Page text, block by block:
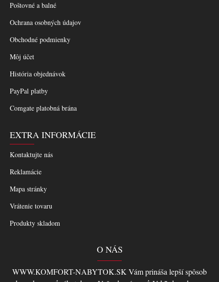
Poštovné a balné
Ochrana osobných údajov
Obchodné podmienky
Môj účet
História objednávok
PayPal platby
Comgate platobná brána
EXTRA INFORMÁCIE
Kontaktujte nás
Reklamácie
Mapa stránky
Vrátenie tovaru
Produkty skladom
O NÁS
WWW.KOMFORT-NABYTOK.SK Vám prináša lepší spôsob